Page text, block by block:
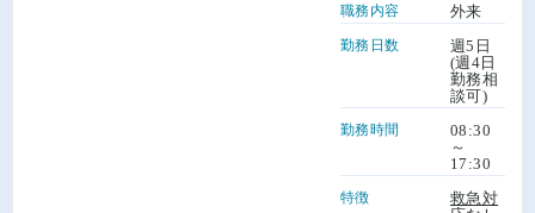
職務内容 外来
勤務日数
週5日
(週4日
勤務相
談可)
勤務時間
08:30
～
17:30
特徴
救急対